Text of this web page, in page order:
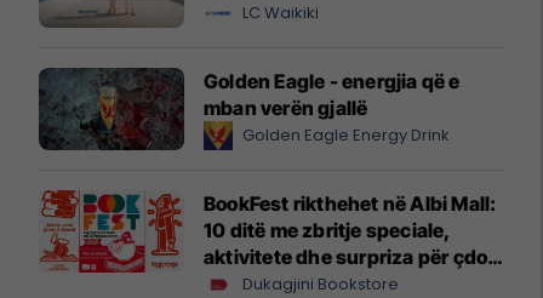
LC Waikiki
Golden Eagle - energjia që e
mban verën gjallë
Golden Eagle Energy Drink
BookFest rikthehet në Albi Mall:
10 ditë me zbritje speciale,
aktivitete dhe surpriza për çdo
lexuesDukagjini Bookstore